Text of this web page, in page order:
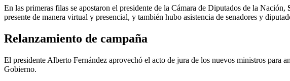
En las primeras filas se apostaron el presidente de la Cámara de Diputados de la Nación,
presente de manera virtual y presencial, y también hubo asistencia de senadores y
Relanzamiento de campaña
El presidente Alberto Fernández aprovechó el acto de jura de los nuevos ministros para
Gobierno.